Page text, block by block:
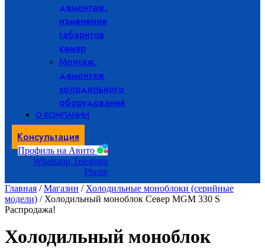
демонтаж,
изменение
габаритов
камер
Монтаж,
демонтаж
холодильного
оборудования
О КОМПАНИИ
Консультация
Профиль на Авито
Whatsapp Telegram
Phone
Главная /Магазин / Холодильные моноблоки (серийные
модели) / Холодильный моноблок Север MGM 330 S
Распродажа!
Холодильный моноблок